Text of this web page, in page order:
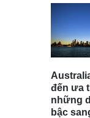
đến ưa
những
bậc